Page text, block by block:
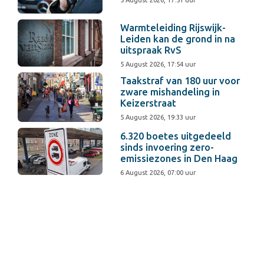
Warmteleiding Rijswijk-
Leiden kan de grond in na
uitspraak RvS
5 August 2026, 17:54 uur
Taakstraf van 180 uur voor
zware mishandeling in
Keizerstraat
5 August 2026, 19:33 uur
6.320 boetes uitgedeeld
sinds invoering zero-
emissiezones in Den Haag
6 August 2026, 07:00 uur